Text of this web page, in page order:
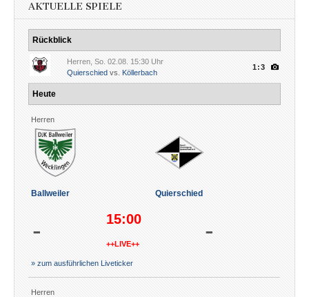
AKTUELLE SPIELE
Rückblick
Herren, So. 02.08. 15:30 Uhr
Quierschied vs. Köllerbach
1:3
Heute
Herren
Ballweiler Quierschied
- 15:00
++LIVE++ -
» zum ausführlichen Liveticker
Herren